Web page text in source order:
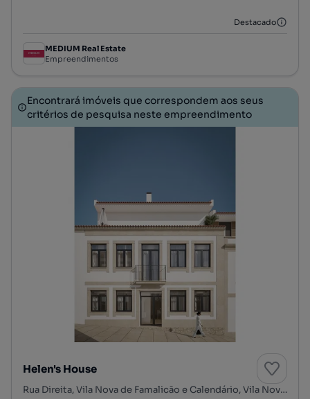
Destacado
MEDIUM Real Estate
Empreendimentos
Encontrará imóveis que correspondem aos seus
critérios de pesquisa neste empreendimento
Helen's House
Rua Direita, Vila Nova de Famalicão e Calendário, Vila Nova de Famalicão, Braga